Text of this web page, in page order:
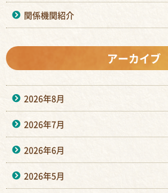
関係機関紹介
アーカイブ
2026年8月
2026年7月
2026年6月
2026年5月